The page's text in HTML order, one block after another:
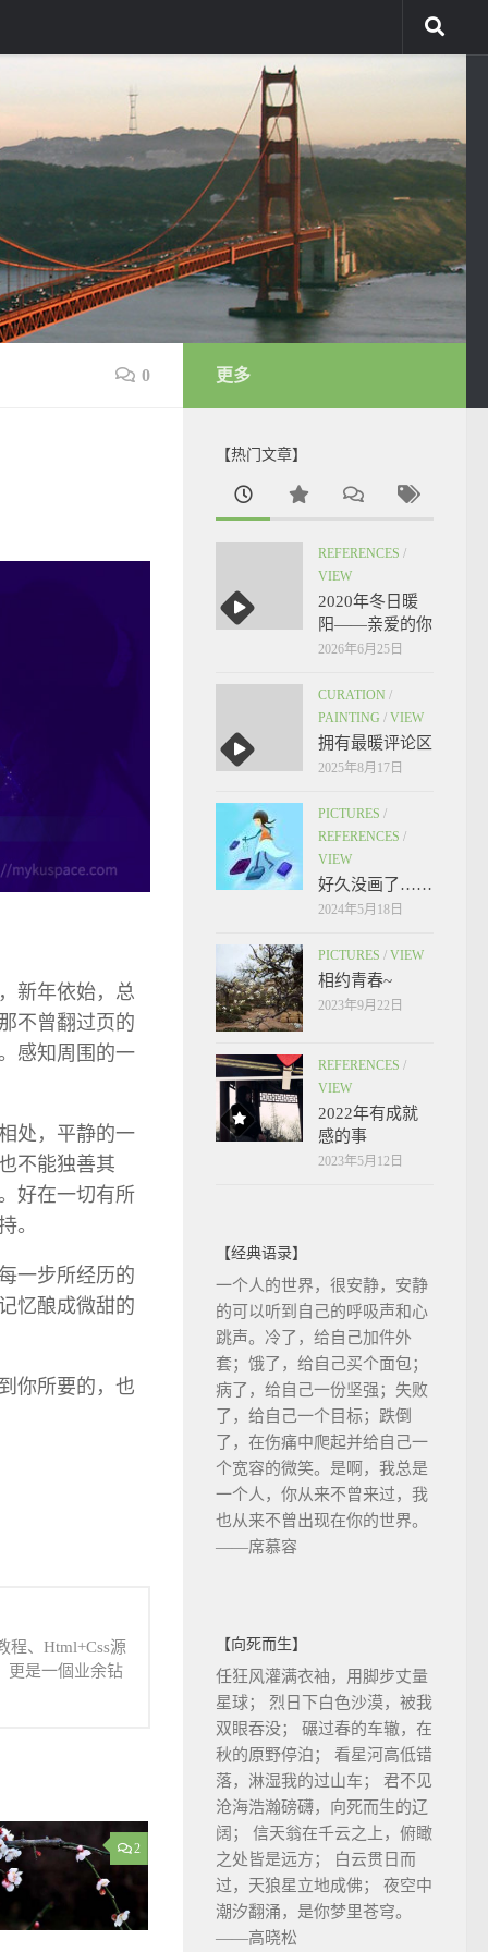
0
新年依始，总
不曾翻过页的
感知周围的一
处，平静的一
不能独善其
好在一切有所
。
一步所经历的
忆酿成微甜的
你所要的，也
程、Html+Css源
更是一個业余钻
2
更多
【热门文章】
REFERENCES /
VIEW
2020年冬日暖
阳——亲爱的你
2026年6月25日
CURATION /
PAINTING / VIEW
拥有最暖评论区
2025年8月17日
PICTURES /
REFERENCES /
VIEW
好久没画了……
2024年5月18日
PICTURES / VIEW
相约青春~
2023年9月22日
REFERENCES /
VIEW
2022年有成就
感的事
2023年5月12日
【经典语录】
一个人的世界，很安静，安静
的可以听到自己的呼吸声和心
跳声。冷了，给自己加件外
套；饿了，给自己买个面包；
病了，给自己一份坚强；失败
了，给自己一个目标；跌倒
了，在伤痛中爬起并给自己一
个宽容的微笑。是啊，我总是
一个人，你从来不曾来过，我
也从来不曾出现在你的世界。
——席慕容
【向死而生】
任狂风灌满衣袖，用脚步丈量
星球； 烈日下白色沙漠，被我
双眼吞没； 碾过春的车辙，在
秋的原野停泊； 看星河高低错
落，淋湿我的过山车； 君不见
沧海浩瀚磅礴，向死而生的辽
阔； 信天翁在千云之上，俯瞰
之处皆是远方； 白云贯日而
过，天狼星立地成佛； 夜空中
潮汐翻涌，是你梦里苍穹。
——高晓松